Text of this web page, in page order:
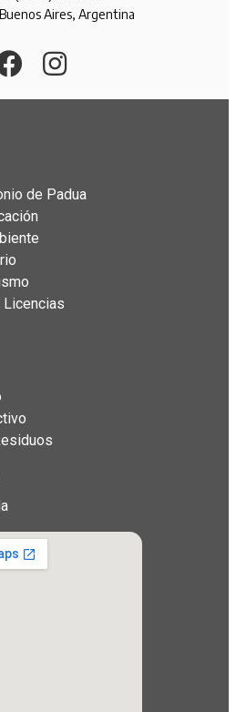
Aires, Argentina
de Padua
Licencias